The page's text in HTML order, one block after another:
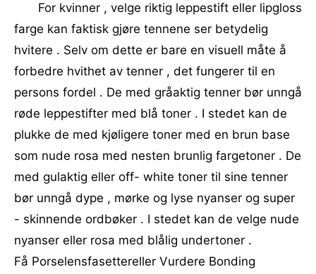
For kvinner , velge riktig leppestift eller lipgloss
farge kan faktisk gjøre tennene ser betydelig
hvitere . Selv om dette er bare en visuell måte å
forbedre hvithet av tenner , det fungerer til en
persons fordel . De med gråaktig tenner bør unngå
røde leppestifter med blå toner . I stedet kan de
plukke de med kjøligere toner med en brun base
som nude rosa med nesten brunlig fargetoner . De
med gulaktig eller off- white toner til sine tenner
bør unngå dype , mørke og lyse nyanser og super
- skinnende ordbøker . I stedet kan de velge nude
nyanser eller rosa med blålig undertoner .
Få Porselensfasettereller Vurdere Bonding